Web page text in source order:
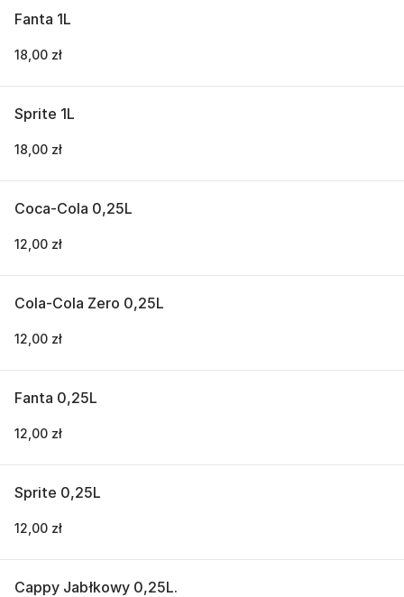
Fanta 1L
18,00 zł
Sprite 1L
18,00 zł
Coca-Cola 0,25L
12,00 zł
Cola-Cola Zero 0,25L
12,00 zł
Fanta 0,25L
12,00 zł
Sprite 0,25L
12,00 zł
Cappy Jabłkowy 0,25L.